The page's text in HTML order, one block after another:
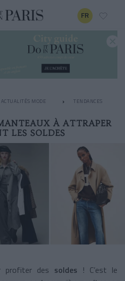
FR
MODE TENDANCES
À ATTRAPER
LES SOLDES
profiter des soldes ! C’est le